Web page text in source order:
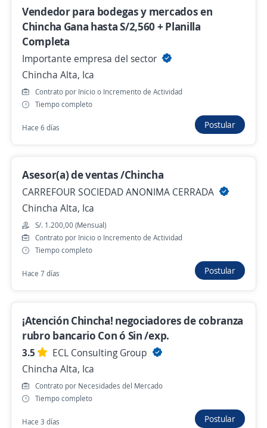
Ica, Ica
Hace 23 horas
Se precisa Urgente
!Ingreso Inmediato a Claro Nazca!
Promotores de ventas retail en
Supermercados/Centros Comerciales
S/. 1.320,00 (Mensual)
Ayer
!Ingreso Inmediato a Claro Ica! Promotores
de ventas retail en Supermercados/Centros
Comerciales
Ica, Ica
S/. 1.400,00 (Mensual)
Ayer
Se precisa Urgente Empleo destacado
Promotor de Ventas ¡Ingreso Inmediato!
Importante empresa del sector
Vendedor para bodegas y mercados en
Chincha Gana hasta S/2,560 + Planilla
Completa
Importante empresa del sector
Chincha Alta, Ica
Contrato por Inicio o Incremento de Actividad
Tiempo completo
Hace 6 días Postular
Asesor(a) de ventas /Chincha
CARREFOUR SOCIEDAD ANONIMA CERRADA
Chincha Alta, Ica
S/. 1.200,00 (Mensual)
Contrato por Inicio o Incremento de Actividad
Tiempo completo
Hace 7 días Postular
¡Atención Chincha! negociadores de cobranza
rubro bancario Con ó Sin /exp.
3.5
ECL Consulting Group
Chincha Alta, Ica
Contrato por Necesidades del Mercado
Tiempo completo
Hace 3 días Postular